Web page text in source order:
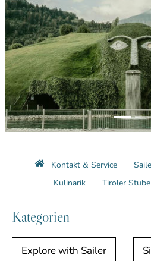
Previous
Kontakt & Service
Kulinarik
Tiroler
Kategorien
Explore with Sailer